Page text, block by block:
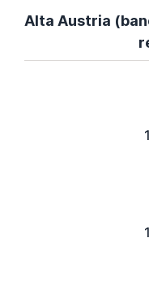
Alta Austria